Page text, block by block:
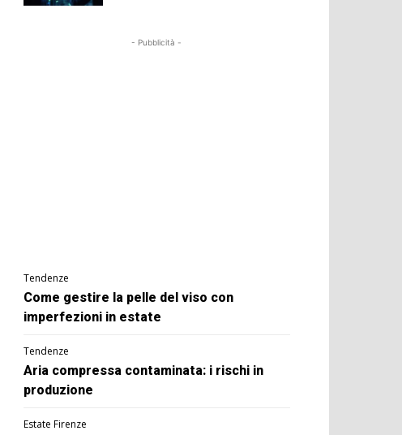
- Pubblicità -
Tendenze
Come gestire la pelle del viso con
imperfezioni in estate
Tendenze
Aria compressa contaminata: i rischi in
produzione
Estate Firenze